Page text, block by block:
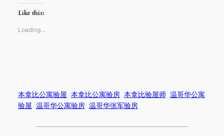
Like this:
Loading…
本拿比公寓验屋 本拿比公寓验房 本拿比验屋师 温哥华公寓
验屋 温哥华公寓验房 温哥华张军验房